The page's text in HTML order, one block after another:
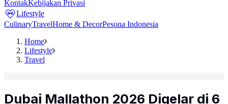
KontakKebijakan Privasi
Lifestyle
CulinaryTravelHome & DecorPesona Indonesia
Home
Lifestyle
Travel
Dubai Mallathon 2026 Digelar di 6